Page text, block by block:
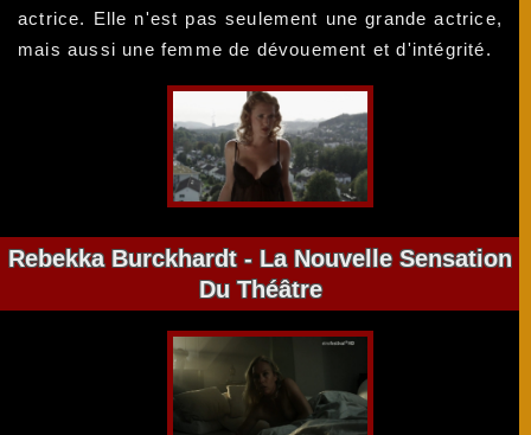
actrice. Elle n'est pas seulement une grande actrice,
mais aussi une femme de dévouement et d'intégrité.
Rebekka Burckhardt - La Nouvelle Sensation
Du Théâtre